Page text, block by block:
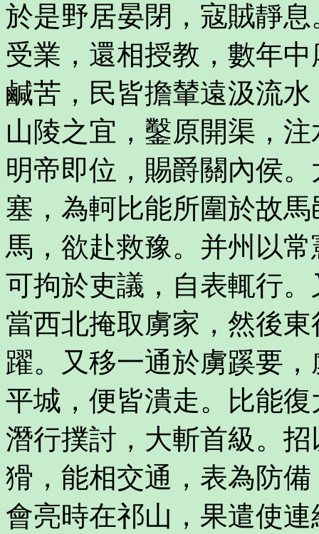
於是野居晏閉，寇賊靜
受業，還相授教，數年
鹹苦，民皆擔輦遠汲流
山陵之宜，鑿原開渠，
明帝即位，賜爵關內侯
塞，為軻比能所圍於故
馬，欲赴救豫。并州以
可拘於吏議，自表輒行
當西北掩取虜家，然後
躍。又移一通於虜蹊要
平城，便皆潰走。比能
潛行撲討，大斬首級。
猾，能相交通，表為防
會亮時在祁山，果遣使